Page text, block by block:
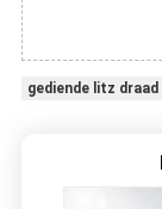
gediende litz draad